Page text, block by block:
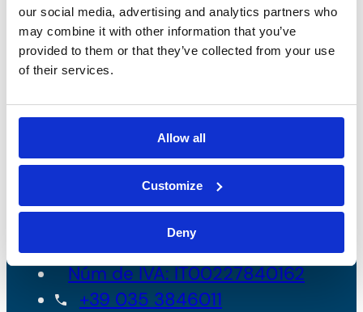
our social media, advertising and analytics partners who
may combine it with other information that you’ve
provided to them or that they’ve collected from your use
of their services.
Allow all
Customize
Deny
Bossong S.p.A.
Núm de IVA: IT00227840162
+39 035 3846011